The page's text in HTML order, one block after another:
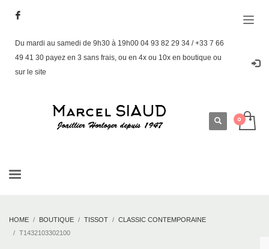
Du mardi au samedi de 9h30 à 19h00 04 93 82 29 34 / +33 7 66
49 41 30 payez en 3 sans frais, ou en 4x ou 10x en boutique ou
sur le site
HOME BOUTIQUE TISSOT
CLASSIC CONTEMPORAINE
T1432103302100